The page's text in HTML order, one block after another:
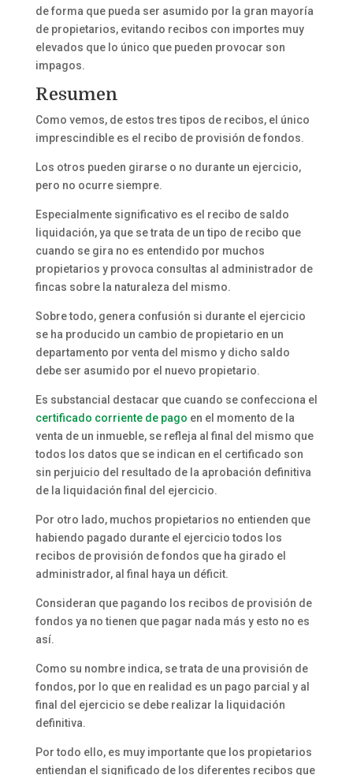
de forma que pueda ser asumido por la gran mayoría
de propietarios, evitando recibos con importes muy
elevados que lo único que pueden provocar son
impagos.
Resumen
Como vemos, de estos tres tipos de recibos, el único
imprescindible es el recibo de provisión de fondos.
Los otros pueden girarse o no durante un ejercicio,
pero no ocurre siempre.
Especialmente significativo es el recibo de saldo
liquidación, ya que se trata de un tipo de recibo que
cuando se gira no es entendido por muchos
propietarios y provoca consultas al administrador de
fincas sobre la naturaleza del mismo.
Sobre todo, genera confusión si durante el ejercicio
se ha producido un cambio de propietario en un
departamento por venta del mismo y dicho saldo
debe ser asumido por el nuevo propietario.
Es substancial destacar que cuando se confecciona el
certificado corriente de pago en el momento de la
venta de un inmueble, se refleja al final del mismo que
todos los datos que se indican en el certificado son
sin perjuicio del resultado de la aprobación definitiva
de la liquidación final del ejercicio.
Por otro lado, muchos propietarios no entienden que
habiendo pagado durante el ejercicio todos los
recibos de provisión de fondos que ha girado el
administrador, al final haya un déficit.
Consideran que pagando los recibos de provisión de
fondos ya no tienen que pagar nada más y esto no es
así.
Como su nombre indica, se trata de una provisión de
fondos, por lo que en realidad es un pago parcial y al
final del ejercicio se debe realizar la liquidación
definitiva.
Por todo ello, es muy importante que los propietarios
entiendan el significado de los diferentes recibos que